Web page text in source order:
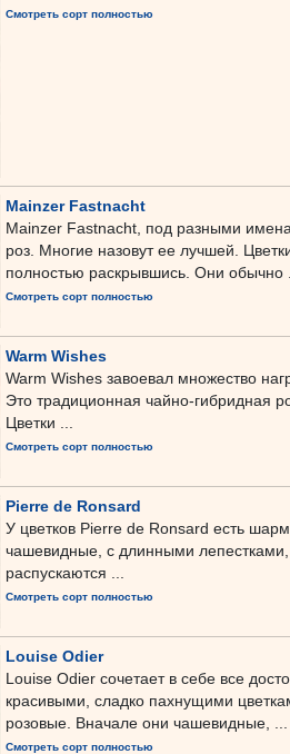
Смотреть сорт полностью
Mainzer Fastnacht
Mainzer Fastnacht, под разными
роз. Многие назовут ее лучшей.
полностью раскрывшись. Они обычно
Смотреть сорт полностью
Warm Wishes
Warm Wishes завоевал множество
Это традиционная чайно-гибридная
Цветки ...
Смотреть сорт полностью
Pierre de Ronsard
У цветков Pierre de Ronsard есть
чашевидные, с длинными
распускаются ...
Смотреть сорт полностью
Louise Odier
Louise Odier сочетает в себе все
красивыми, сладко пахнущими
розовые. Вначале они чашевидные, ...
Смотреть сорт полностью